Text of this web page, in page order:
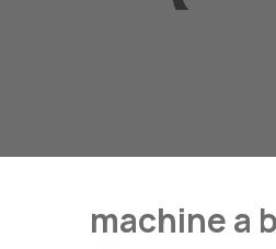
machine a